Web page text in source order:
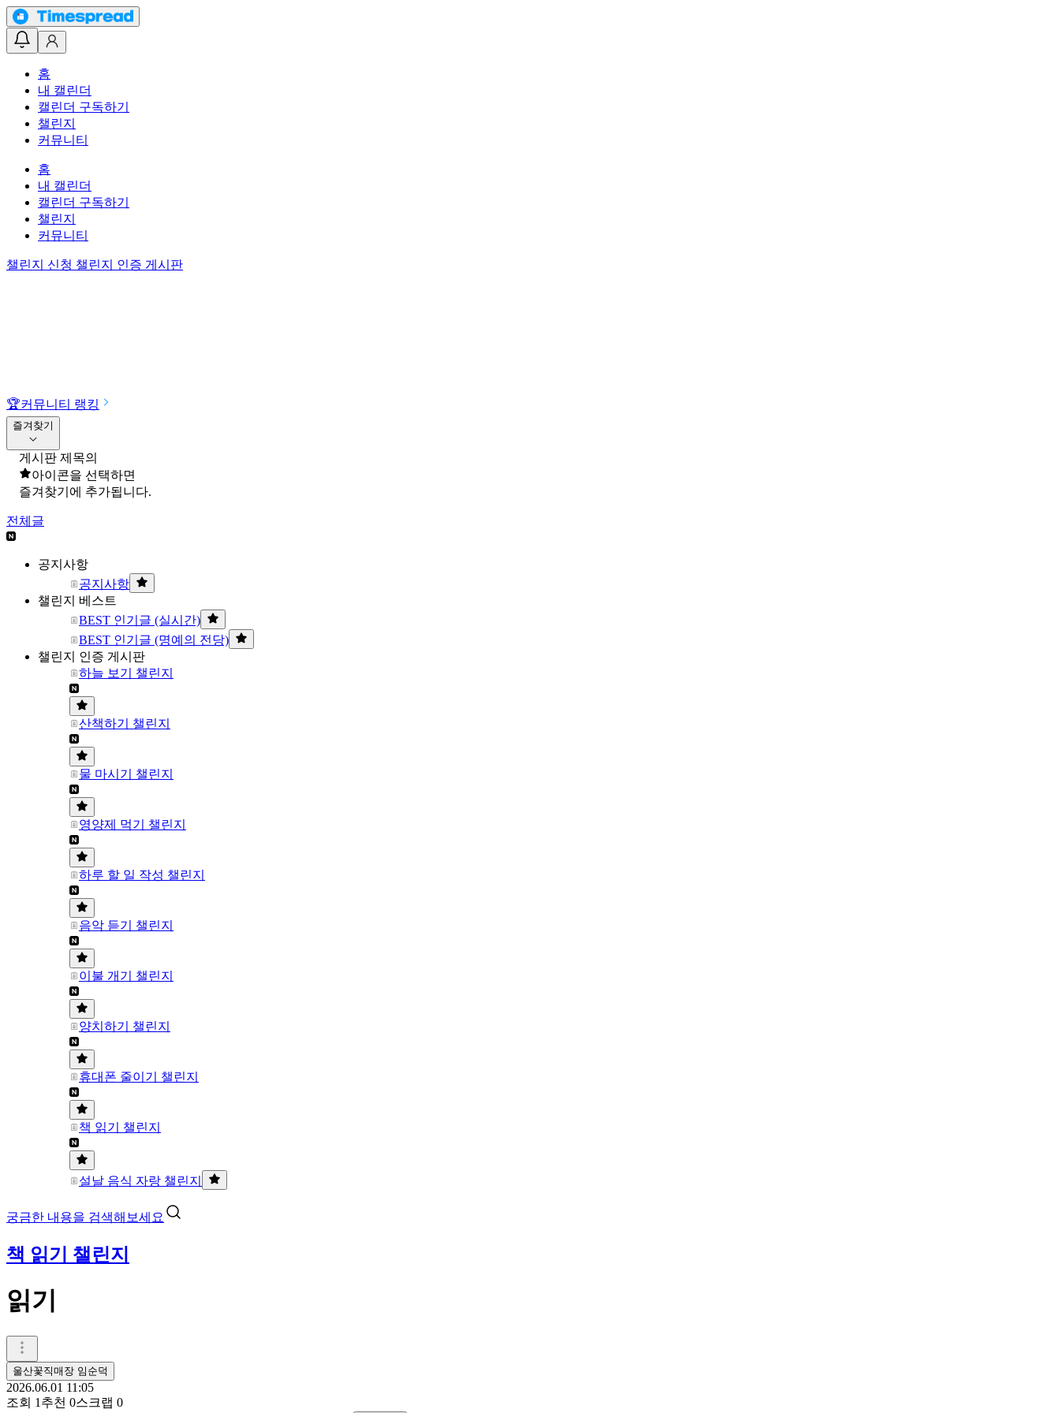
홈
내 캘린더
캘린더 구독하기
챌린지
커뮤니티
홈
내 캘린더
캘린더 구독하기
챌린지
커뮤니티
챌린지 신청 챌린지 인증 게시판
🏆커뮤니티 랭킹
즐겨찾기
게시판 제목의
아이콘을 선택하면
즐겨찾기에 추가됩니다.
전체글
공지사항
공지사항
챌린지 베스트
BEST 인기글 (실시간)
BEST 인기글 (명예의 전당)
챌린지 인증 게시판
하늘 보기 챌린지
산책하기 챌린지
물 마시기 챌린지
영양제 먹기 챌린지
하루 할 일 작성 챌린지
음악 듣기 챌린지
이불 개기 챌린지
양치하기 챌린지
휴대폰 줄이기 챌린지
책 읽기 챌린지
설날 음식 자랑 챌린지
궁금한 내용을 검색해보세요
책 읽기 챌린지
읽기
울산꽃직매장 임순덕
2026.06.01 11:05
조회 1 추천 0스크랩 0